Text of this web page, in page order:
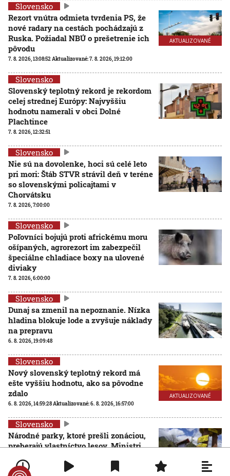
AKTUALIZOVANÉ
Slovensko
Rezort vnútra odmieta tvrdenia PS, že
nové radary na cestách pochádzajú z
Ruska. Požiadal NBÚ o prešetrenie ich
pôvodu
7. 8. 2026, 13:08:52Aktualizované:7. 8. 2026, 19:12:00
Slovensko
Slovenský teplotný rekord je rekordom
celej strednej Európy: Najvyššiu
hodnotu namerali v obci Dolné
Plachtince
7. 8. 2026, 12:32:51
Slovensko
Nie sú na dovolenke, hoci sú celé leto
pri mori: Štáb STVR strávil deň v teréne
so slovenskými policajtami v
Chorvátsku
7. 8. 2026, 7:00:00
Slovensko
Poľovníci bojujú proti africkému moru
ošípaných, agrorezort im zabezpečil
špeciálne chladiace boxy na ulovené
diviaky
7. 8. 2026, 6:00:00
Slovensko
Dunaj sa zmenil na nepoznanie. Nízka
hladina blokuje lode a zvyšuje náklady
na prepravu
6. 8. 2026, 19:09:48
AKTUALIZOVANÉ
Slovensko
Nový slovenský teplotný rekord má
ešte vyššiu hodnotu, ako sa pôvodne
zdalo
6. 8. 2026, 14:59:28Aktualizované:6. 8. 2026, 16:57:00
Slovensko
Národné parky, ktoré prešli zonáciou,
preberajú vlastníctvo lesov. Ministri
6. 8. 2026, 13:53:32 Aktualizované: